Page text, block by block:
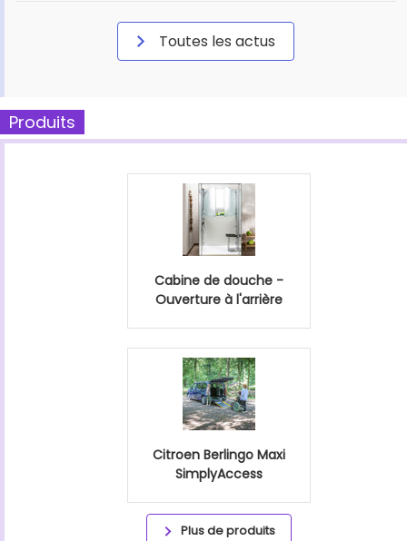
Toutes les actus
Produits
Cabine de douche -
Ouverture à l'arrière
Citroen Berlingo Maxi
SimplyAccess
Plus de produits